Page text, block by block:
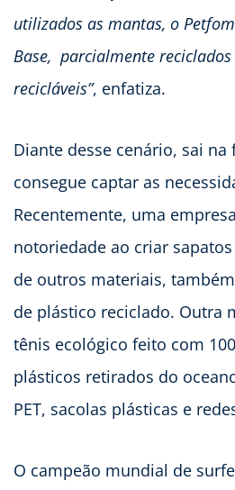
utilizados as mantas, o
Base, parcialmente reciclados
recicláveis”, enfatiza.
Diante desse cenário, sai na
consegue captar as
Recentemente, uma
notoriedade ao criar
de outros materiais,
de plástico reciclado. Outra
tênis ecológico feito com
plásticos retirados do
PET, sacolas plásticas e
O campeão mundial de